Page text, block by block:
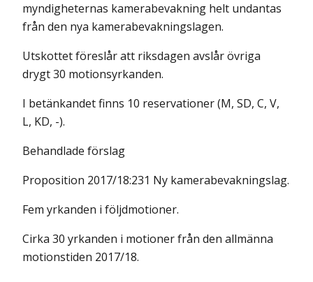
myndigheternas kamerabevakning helt undantas
från den nya kamerabevakningslagen.
Utskottet föreslår att riksdagen avslår övriga
drygt 30 motionsyrkanden.
I betänkandet finns 10 reservationer (M, SD, C, V,
L, KD, -).
Behandlade förslag
Proposition 2017/18:231 Ny kamerabevakningslag.
Fem yrkanden i följdmotioner.
Cirka 30 yrkanden i motioner från den allmänna
motionstiden 2017/18.